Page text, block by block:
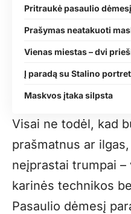
Pritraukė pasaulio dėmesį
Prašymas neatakuoti
Vienas miestas – dvi
Į paradą su Stalino
Maskvos įtaka silpsta
Visai ne todėl, kad
prašmatnus ar
neįprastai trumpai
karinės technikos
Pasaulio dėmesį